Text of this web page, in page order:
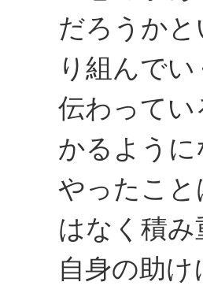
だろうか
り組んで
伝わって
かるよう
やったこ
はなく積
自身の助